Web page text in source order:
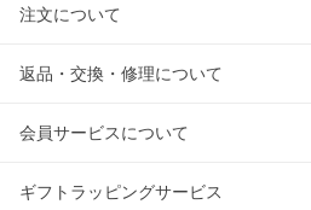
注文について
返品・交換・修理について
会員サービスについて
ギフトラッピングサービス